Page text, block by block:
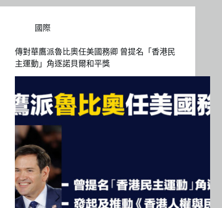
國際
傳對華鷹派魯比奧任美國務卿 曾提名「香港民
主運動」角逐諾貝爾和平獎